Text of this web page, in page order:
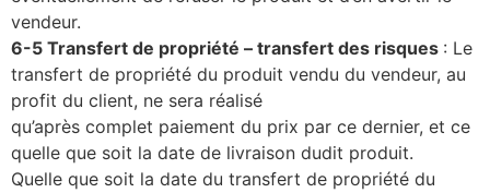
vendeur.
6-5 Transfert de propriété – transfert des risques : Le
transfert de propriété du produit vendu du vendeur, au
profit du client, ne sera réalisé
qu’après complet paiement du prix par ce dernier, et ce
quelle que soit la date de livraison dudit produit.
Quelle que soit la date du transfert de propriété du